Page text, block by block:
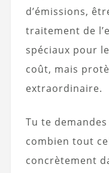
d’émissions,
traitement de
spéciaux pour
coût, mais
extraordinaire.
Tu te
combien tout
concrètement